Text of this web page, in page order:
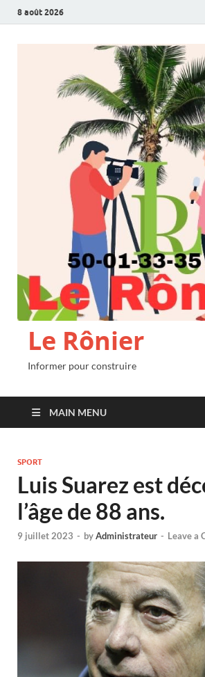
8 août 2026
Le Rônier
Informer pour construire
MAIN MENU
SPORT
Luis Suarez est
l’âge de 88 ans.
9 juillet 2023 - byAdministrateur - Leave a